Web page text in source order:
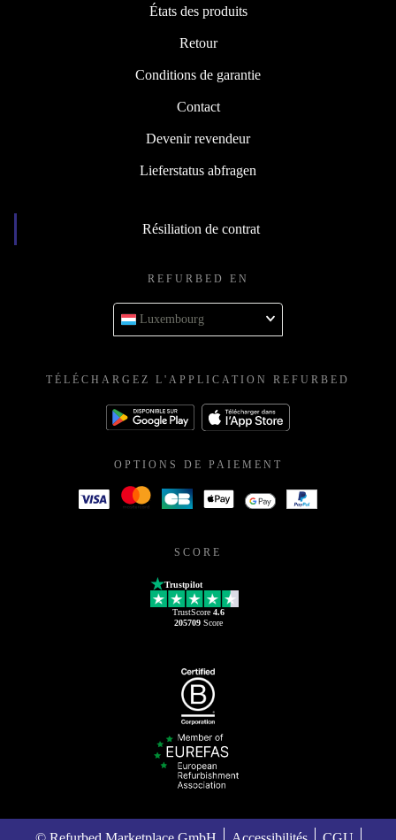
États des produits
Retour
Conditions de garantie
Contact
Devenir revendeur
Lieferstatus abfragen
Résiliation de contrat
REFURBED EN
Luxembourg
TÉLÉCHARGEZ L'APPLICATION REFURBED
OPTIONS DE PAIEMENT
SCORE
Trustpilot
TrustScore 4.6
205709Score